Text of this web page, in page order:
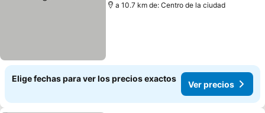
a 10.7 km de: Centro de la ciudad
Elige fechas para ver los precios exactos
Ver precios